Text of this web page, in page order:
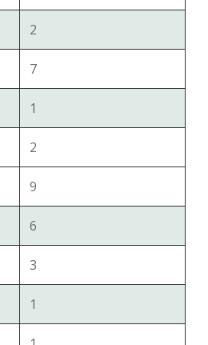
2
7
1
2
9
6
3
1